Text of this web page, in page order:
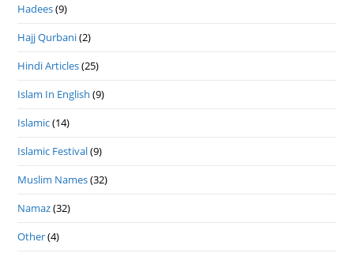
Hadees(9)
Hajj Qurbani(2)
Hindi Articles(25)
Islam In English (9)
Islamic(14)
Islamic Festival(9)
Muslim Names(32)
Namaz(32)
Other(4)